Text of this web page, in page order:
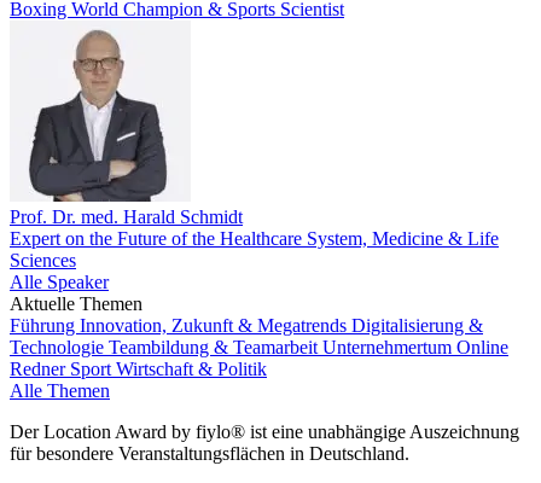
Boxing World Champion & Sports Scientist
Prof. Dr. med. Harald Schmidt
Expert on the Future of the Healthcare System, Medicine & Life
Sciences
Alle Speaker
Aktuelle Themen
Führung Innovation, Zukunft & Megatrends Digitalisierung &
Technologie Teambildung & Teamarbeit Unternehmertum Online
Redner Sport Wirtschaft & Politik
Alle Themen
Der Location Award by fiylo® ist eine unabhängige Auszeichnung
für besondere Veranstaltungsflächen in Deutschland.